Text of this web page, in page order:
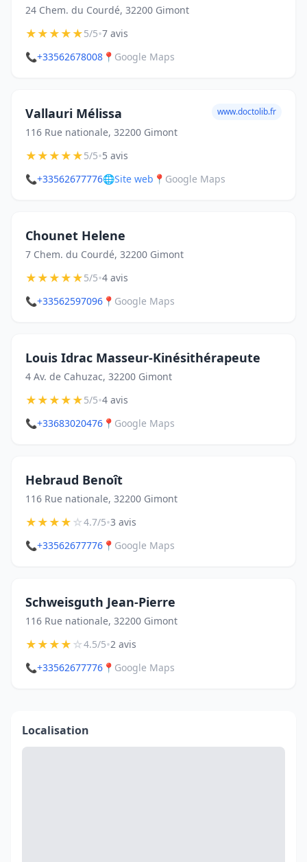
24 Chem. du Courdé, 32200 Gimont
★★★★★5/5•7 avis
📞+33562678008 📍 Google Maps
Vallauri Mélissa
116 Rue nationale, 32200 Gimont
www.doctolib.fr
★★★★★5/5•5 avis
📞+33562677776🌐Site web 📍 Google Maps
Chounet Helene
7 Chem. du Courdé, 32200 Gimont
★★★★★5/5•4 avis
📞+33562597096 📍 Google Maps
Louis Idrac Masseur-Kinésithérapeute
4 Av. de Cahuzac, 32200 Gimont
★★★★★5/5•4 avis
📞+33683020476 📍 Google Maps
Hebraud Benoît
116 Rue nationale, 32200 Gimont
★★★★☆4.7/5•3 avis
📞+33562677776 📍 Google Maps
Schweisguth Jean-Pierre
116 Rue nationale, 32200 Gimont
★★★★☆4.5/5•2 avis
📞+33562677776 📍 Google Maps
Localisation